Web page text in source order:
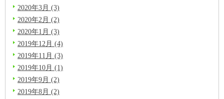
2020年3月 (3)
2020年2月 (2)
2020年1月 (3)
2019年12月 (4)
2019年11月 (3)
2019年10月 (1)
2019年9月 (2)
2019年8月 (2)